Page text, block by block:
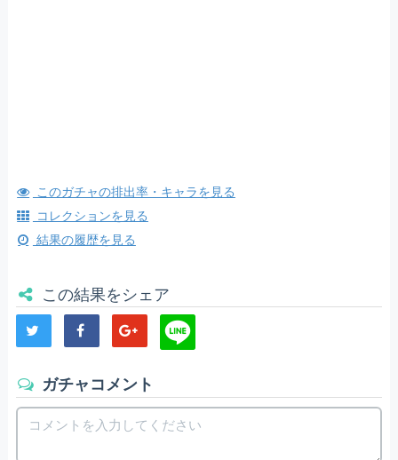
このガチャの排出率・キャラを見る
コレクションを見る
結果の履歴を見る
この結果をシェア
ガチャコメント